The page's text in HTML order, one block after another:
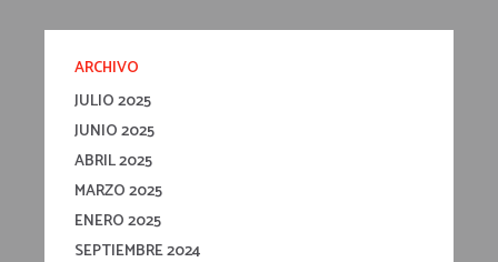
ARCHIVO
JULIO 2025
JUNIO 2025
ABRIL 2025
MARZO 2025
ENERO 2025
SEPTIEMBRE 2024